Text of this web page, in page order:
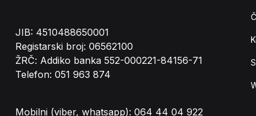
JIB: 4510488650001
Registarski broj: 06562100
ŽRČ: Addiko banka 552-000221-84156-71
Telefon: 051 963 874
Mobilni (viber, whatsapp): 064 44 04 922